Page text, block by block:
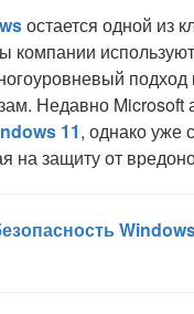
остается одной из
компании используют
Недавно
11, однако уже
на защиту от